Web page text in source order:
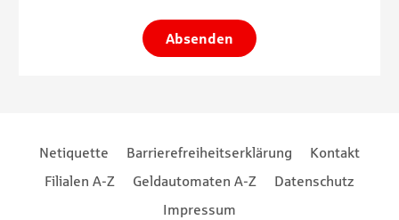
Absenden
Footernavigation
Netiquette Barrierefreiheitserklärung
Kontakt
Filialen A-Z
Geldautomaten A-Z
Datenschutz
Impressum